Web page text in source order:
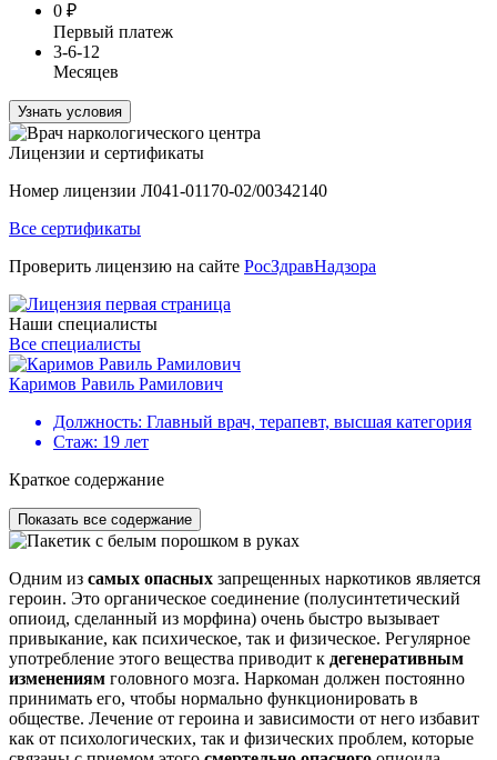
0 ₽
Первый платеж
3-6-12
Месяцев
Узнать условия
Лицензии и сертификаты
Номер лицензии Л041-01170-02/00342140
Все сертификаты
Проверить лицензию на сайте РосЗдравНадзора
Наши специалисты
Все специалисты
Каримов Равиль Рамилович
Должность: Главный врач, терапевт, высшая категория
Стаж: 19 лет
Краткое содержание
Показать все содержание
Одним из самых опасных запрещенных наркотиков является
героин. Это органическое соединение (полусинтетический
опиоид, сделанный из морфина) очень быстро вызывает
привыкание, как психическое, так и физическое. Регулярное
употребление этого вещества приводит к дегенеративным
изменениям головного мозга. Наркоман должен постоянно
принимать его, чтобы нормально функционировать в
обществе. Лечение от героина и зависимости от него избавит
как от психологических, так и физических проблем, которые